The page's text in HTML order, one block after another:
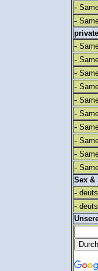
-
-
-
-
-
-
-
-
-
-
-
-
Sex &
-
-